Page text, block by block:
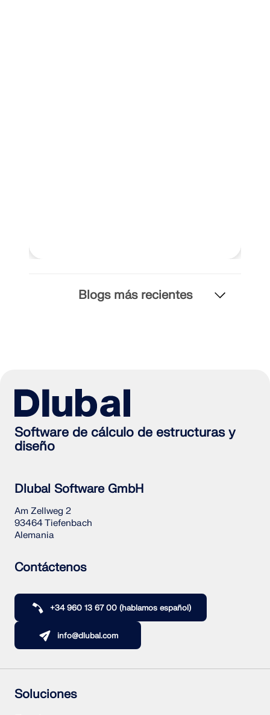
Blogs más recientes
Software de cálculo de estructuras y
diseño
Dlubal Software GmbH
Am Zellweg 2
93464 Tiefenbach
Alemania
Contáctenos
+34 960 13 67 00 (hablamos español)
info@dlubal.com
Soluciones